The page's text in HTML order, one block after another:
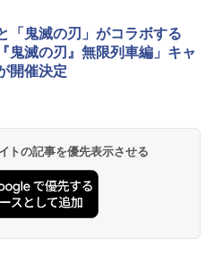
却ファン PS5用 遠心式クーリング
クーラー 装着簡単 排熱 熱対策 US
種)のダウンロード番号 同梱)
限定セール】ファミリーコンピュ
】【未使用品】プレデター：バッ
トゥーン レイダース|オンライン
版
トゥーン レイダース -Switch2
5 デジタル・エディション
専用 Console Language: Japan
(CFI-2200B01)
of Reincarnation -PS5 【特典】
クトコード 封入
品】Xbox ワイヤレス コントロー
USB-C® ケーブル
品】Xbox ワイヤレス コントロー
ボット ホワイト)
品】Xbox ワイヤレス コントロー
限定】劇場版モノノ怪
蛇神 (Amazon.co.jp限定オリジ
方背収納ケース付きコレクション)
ナル特典:オリジナル巾着＋メー
典:【坤と離】二振りの剣、十翼よ
「鬼滅の刃」無限城編 第一章 猗
来 通常版 [Blu-ray]
「鬼滅の刃」がコラボする
鬼滅の刃』無限列車編」キャ
開催決定
トの記事を優先表示させる